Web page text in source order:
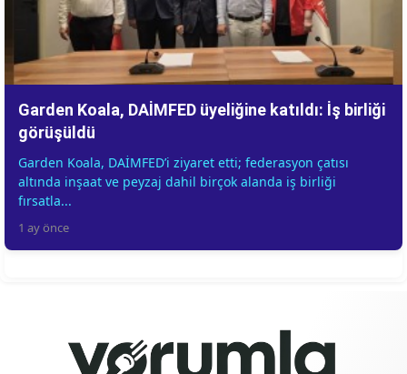
Garden Koala, DAİMFED üyeliğine katıldı: İş birliği
görüşüldü
Garden Koala, DAİMFED’i ziyaret etti; federasyon çatısı
altında inşaat ve peyzaj dahil birçok alanda iş birliği
fırsatla...
1 ay önce